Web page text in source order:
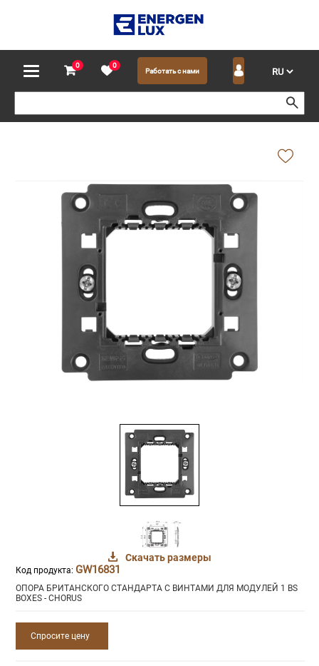
0 0
Работать с нами
Скачать размеры
Код продукта: GW16831
ОПОРА БРИТАНСКОГО СТАНДАРТА С ВИНТАМИ ДЛЯ МОДУЛЕЙ 1 BS
BOXES - CHORUS
Спросите цену